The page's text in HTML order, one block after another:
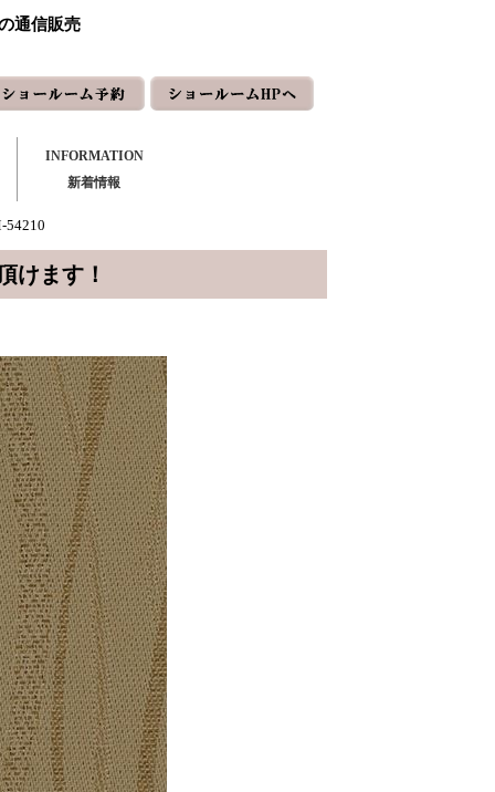
通信販売
INFORMATION
新着情報
54210
けます！